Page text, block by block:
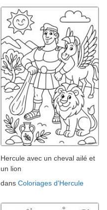
Hercule avec un cheval ailé et
un lion
dans Coloriages d'Hercule